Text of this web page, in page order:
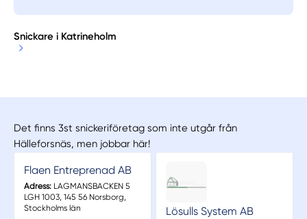
Snickare i Katrineholm
Det finns 3st snickeriföretag som inte utgår från
Hälleforsnäs, men jobbar här!
Flaen Entreprenad AB
Adress:LAGMANSBACKEN 5
LGH 1003, 145 56 Norsborg,
Stockholms län
Lösulls System AB